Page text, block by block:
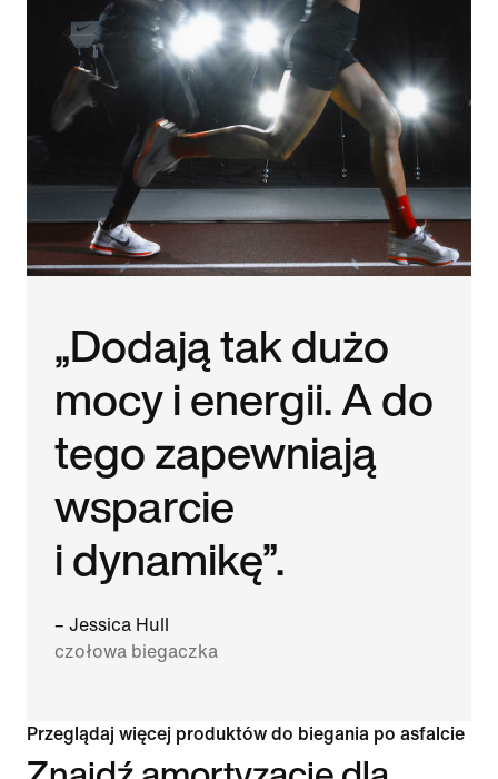
„Dodają tak dużo
mocy i energii. A do
tego zapewniają
wsparcie
i dynamikę”.
– Jessica Hull
czołowa biegaczka
Przeglądaj więcej produktów do biegania po asfalcie